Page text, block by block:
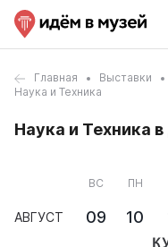
Главная Выставки
Наука и Техника
Наука и Техника
АВГУСТ
ВС
09
ПН
10